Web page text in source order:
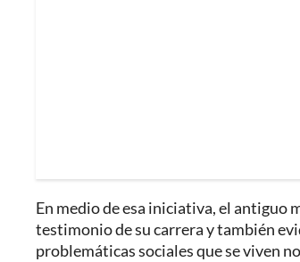
En medio de esa iniciativa, el
testimonio de su carrera y también
problemáticas sociales que se viven